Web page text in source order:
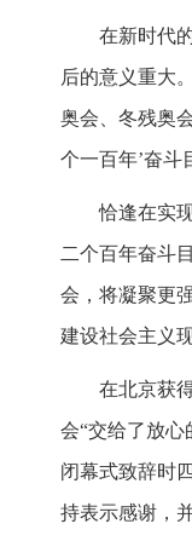
在新时代
后的意义重大
奥会、冬残奥
个一百年’奋斗
恰逢在实
二个百年奋斗
会，将凝聚更
建设社会主义
在北京获
会“交给了放心
闭幕式致辞时
持表示感谢，